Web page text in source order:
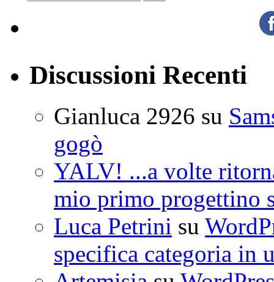
Discussioni Recenti
Gianluca 2926 su
gogò
YALV! ...a volte
mio primo progettino
Luca Petrini su
specifica categoria in